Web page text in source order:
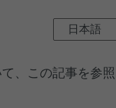
日本語
、この記事を参